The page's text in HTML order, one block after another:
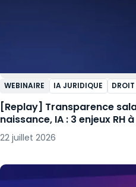
WEBINAIRE IA JURIDIQUE
[Replay] Transparence
naissance, IA : 3 enjeux RH
embarquer votre direction
22 juillet 2026